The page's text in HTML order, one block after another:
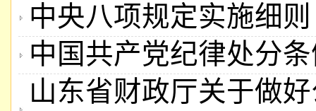
中央八项规定实施细则
中国共产党纪律处分
山东省财政厅关于做